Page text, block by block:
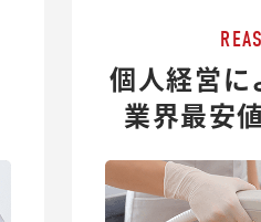
個人経営に
業界最安